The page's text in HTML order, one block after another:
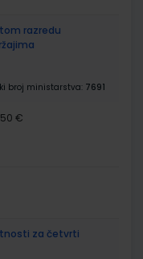
razredu
broj ministarstva: 7691
€
za četvrti